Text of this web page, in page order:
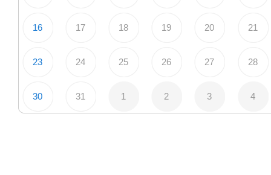
16 17 18 19 20 21
23 24 25 26 27 28
30 31 1 2 3 4